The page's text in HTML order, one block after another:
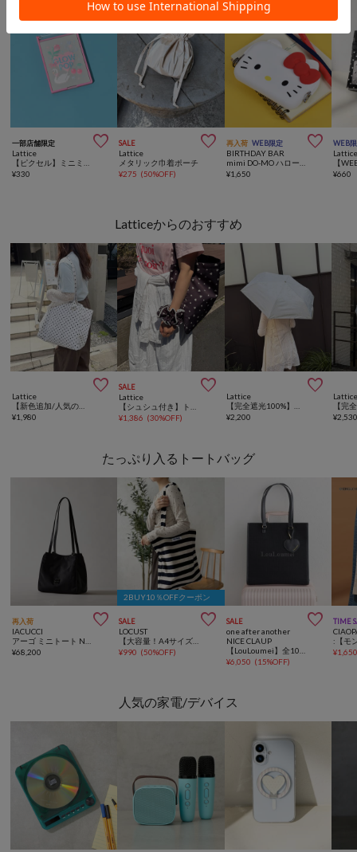
一部店舗限定 
Lattice
¥330
SALE 
Lattice
メタリック巾着ポーチ
¥275 (50%OFF)
再入荷 WEB限定 
BIRTHDAY BAR
¥1,650
WEB
¥660
Latticeからのおすすめ

Lattice
¥1,980
SALE 
Lattice
¥1,386 (30%OFF)

Lattice
¥2,200 ¥
たっぷり入るトートバッグ
再入荷 
IACUCCI
¥68,200
2BUY10％OFFクーポン
SALE 
LOCUST
¥990 (50%OFF)
SALE 
one after another
NICE CLAUP
¥6,050 (15%OFF)
TIME
¥
人気の家電/デバイス